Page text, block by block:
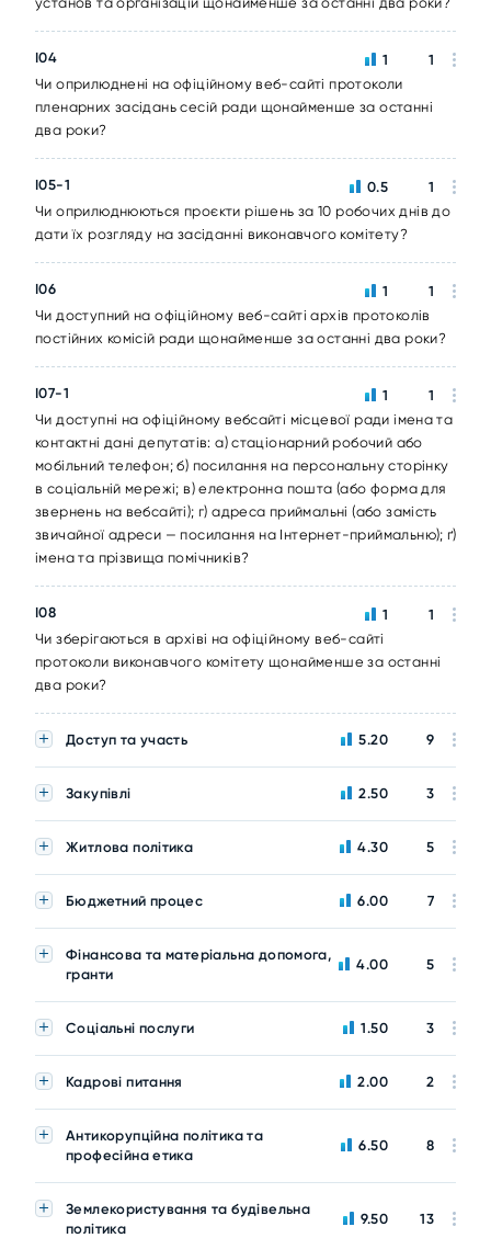
I04
Чи оприлюднені на офіційному веб-сайті протоколи
пленарних засідань сесій ради щонайменше за останні
два роки?
1 1
I05-1
Чи оприлюднюються проєкти рішень за 10 робочих днів до
дати їх розгляду на засіданні виконавчого комітету?
0.5 1
I06
Чи доступний на офіційному веб-сайті архів протоколів
постійних комісій ради щонайменше за останні два роки?
1 1
I07-1
Чи доступні на офіційному вебсайті місцевої ради імена та
контактні дані депутатів: а) стаціонарний робочий або
мобільний телефон; б) посилання на персональну сторінку
в соціальній мережі; в) електронна пошта (або форма для
звернень на вебсайті); г) адреса приймальні (або замість
звичайної адреси — посилання на Інтернет-приймальню); ґ)
імена та прізвища помічників?
1 1
I08
Чи зберігаються в архіві на офіційному веб-сайті
протоколи виконавчого комітету щонайменше за останні
два роки?
1 1
Доступ та участь 5.20 9
Закупівлі 2.50 3
Житлова політика 4.30 5
Бюджетний процес 6.00 7
Фінансова та матеріальна допомога,
гранти
4.00 5
Соціальні послуги 1.50 3
Кадрові питання 2.00 2
Антикорупційна політика та
професійна етика
6.50 8
Землекористування та будівельна
політика
9.50 13